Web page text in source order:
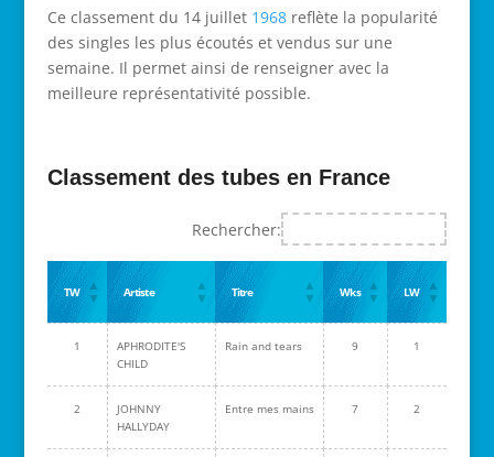
Ce classement du 14 juillet 1968reflète la popularité
des singles les plus écoutés et vendus sur une
semaine. Il permet ainsi de renseigner avec la
meilleure représentativité possible.
Classement des tubes en France
Rechercher:
TW Artiste Titre Wks LW
1
APHRODITE'S
CHILD
Rain and tears 9 1
2
JOHNNY
HALLYDAY
Entre mes mains 7 2